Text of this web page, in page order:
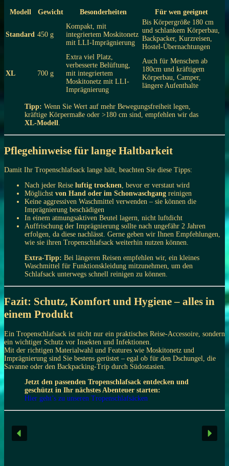
Modell Gewicht Besonderheiten Für wen geeignet
Standard 450 g
Kompakt, mit
integriertem Moskitonetz
mit LLI-Imprägnierung
Bis Körpergröße 180 cm
und schlankem Körperbau,
Backpacker, Kurzreisen,
Hostel-Übernachtungen
XL 700 g
Extra viel Platz,
verbesserte Belüftung,
mit integriertem
Moskitonetz mit LLI-
Imprägnierung
Auch für Menschen ab
180cm und kräftigem
Körperbau, Camper,
längere Aufenthalte
Tipp: Wenn Sie Wert auf mehr Bewegungsfreiheit legen,
kräftige Körpermaße oder >180 cm sind, empfehlen wir das
XL-Modell.
Pflegehinweise für lange Haltbarkeit
Damit Ihr Tropenschlafsack lange hält, beachten Sie diese Tipps:
Nach jeder Reise luftig trocknen, bevor er verstaut wird
Möglichst von Hand oder im Schonwaschgang reinigen
Keine aggressiven Waschmittel verwenden – sie können die
Imprägnierung beschädigen
In einem atmungsaktiven Beutel lagern, nicht luftdicht
Auffrischung der Imprägnierung sollte nach ungefähr 2 Jahren
erfolgen, da diese nachlässt. Gerne geben wir Ihnen Empfehlungen,
wie sie ihren Tropenschlafsack weiterhin nutzen können.
Extra-Tipp: Bei längeren Reisen empfehlen wir, ein kleines
Waschmittel für Funktionskleidung mitzunehmen, um den
Schlafsack unterwegs schnell reinigen zu können.
Fazit: Schutz, Komfort und Hygiene – alles in
einem Produkt
Ein Tropenschlafsack ist nicht nur ein praktisches Reise-Accessoire, sondern
ein wichtiger Schutz vor Insekten und Infektionen.
Mit der richtigen Materialwahl und Features wie Moskitonetz und
Imprägnierung sind Sie bestens gerüstet – egal ob für den Dschungel, die
Savanne oder den Backpacking-Trip durch Südostasien.
Jetzt den passenden Tropenschlafsack entdecken und
geschützt in Ihr nächstes Abenteuer starten:
Hier geht’s zu unseren Tropenschlafsäcken